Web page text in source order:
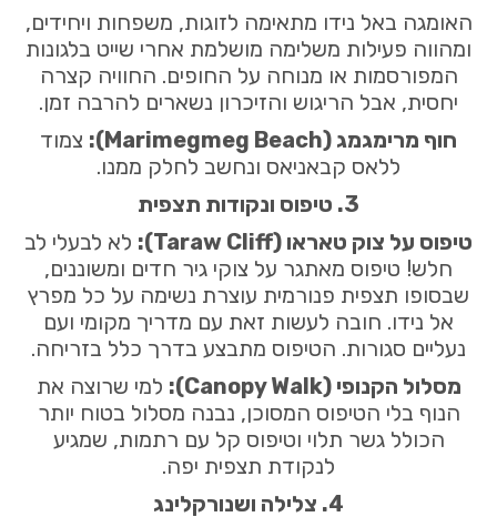
האומגה באל נידו מתאימה לזוגות, משפחות ויחידים,
ומהווה פעילות משלימה מושלמת אחרי שייט בלגונות
המפורסמות או מנוחה על החופים. החוויה קצרה
יחסית, אבל הריגוש והזיכרון נשארים להרבה זמן.
חוף מרימגמג (Marimegmeg Beach):
צמוד
ללאס קבאניאס ונחשב לחלק ממנו.
3. טיפוס ונקודות תצפית
טיפוס על צוק טאראו (Taraw Cliff):
לא לבעלי לב
חלש! טיפוס מאתגר על צוקי גיר חדים ומשוננים,
שבסופו תצפית פנורמית עוצרת נשימה על כל מפרץ
אל נידו. חובה לעשות זאת עם מדריך מקומי ועם
נעליים סגורות. הטיפוס מתבצע בדרך כלל בזריחה.
מסלול הקנופי (Canopy Walk):
למי שרוצה את
הנוף בלי הטיפוס המסוכן, נבנה מסלול בטוח יותר
הכולל גשר תלוי וטיפוס קל עם רתמות, שמגיע
לנקודת תצפית יפה.
4. צלילה ושנורקלינג